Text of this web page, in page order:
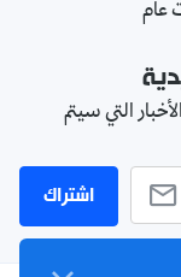
عام
التي سيتم
اشتراك